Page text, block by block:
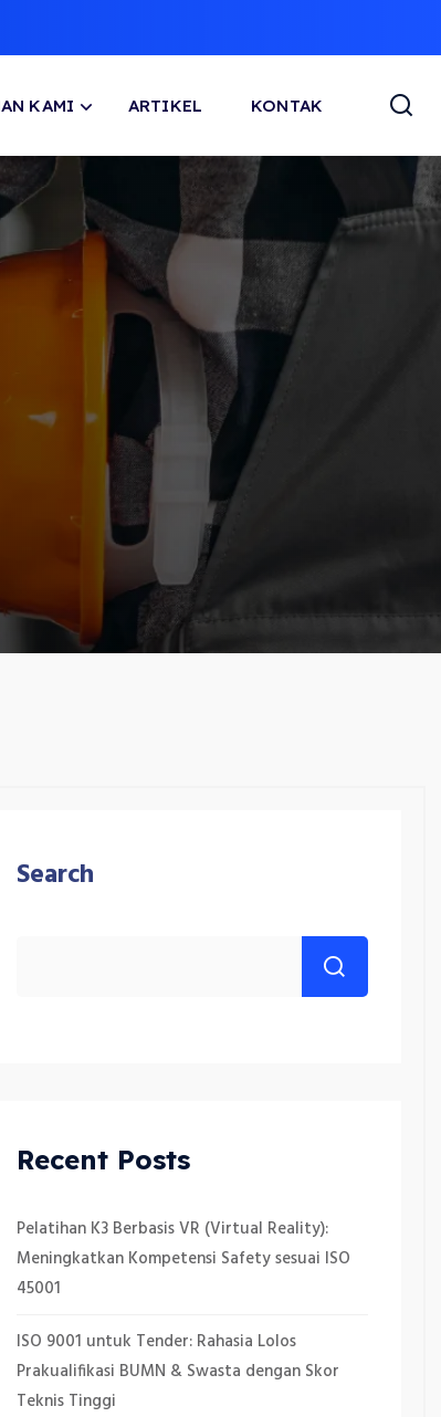
KAMI ARTIKEL KONTAK
Search
Recent Posts
Pelatihan K3 Berbasis VR (Virtual Reality):
Meningkatkan Kompetensi Safety sesuai ISO
45001
ISO 9001 untuk Tender: Rahasia Lolos
Prakualifikasi BUMN & Swasta dengan Skor
Teknis Tinggi